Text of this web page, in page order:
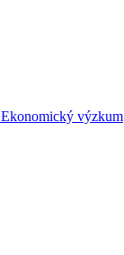
výzkum